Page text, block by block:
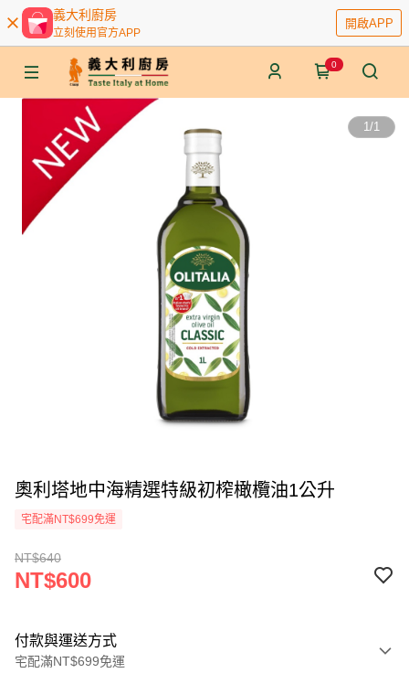
義大利廚房
立刻使用官方APP
開啟APP
0
1/1
奧利塔地中海精選特級初榨橄欖油1公升
宅配滿NT$699免運
NT$640
NT$600
付款與運送方式
宅配滿NT$699免運